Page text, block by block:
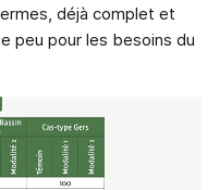
déjà complet et
peu pour les besoins du